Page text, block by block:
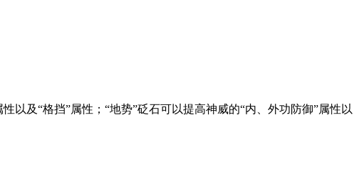
以及“格挡”属性；“地势”砭石可以提高神威的“内、外功防御”属性以